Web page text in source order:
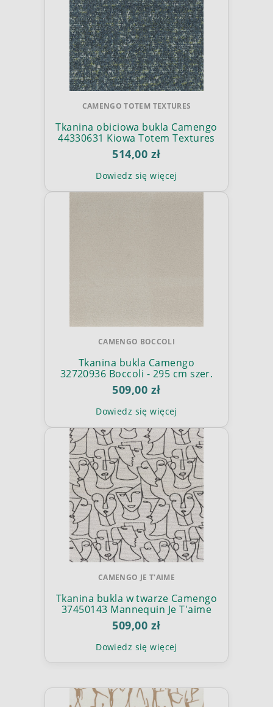
CAMENGO TOTEM TEXTURES
Tkanina obiciowa bukla Camengo
44330631 Kiowa Totem Textures
514,00 zł
Dowiedz się więcej
CAMENGO BOCCOLI
Tkanina bukla Camengo
32720936 Boccoli - 295 cm szer.
509,00 zł
Dowiedz się więcej
CAMENGO JE T'AIME
Tkanina bukla w twarze Camengo
37450143 Mannequin Je T'aime
509,00 zł
Dowiedz się więcej